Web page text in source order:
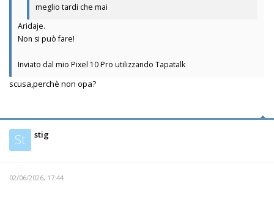
meglio tardi che mai
Aridaje.
Non si può fare!
Inviato dal mio Pixel 10 Pro utilizzando Tapatalk
scusa,perchè non opa?
St stig
02/06/2026, 17:44